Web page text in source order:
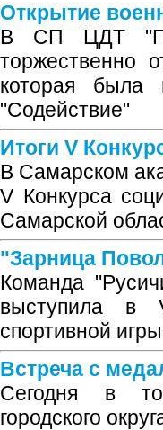
Открытие
В СП ЦДТ
торжественно
которая была
"Содействие"
Итоги V
В Самарском
V Конкурса
Самарской
"Зарница
Команда
выступила в
спортивной
Встреча с
Сегодня в
городского